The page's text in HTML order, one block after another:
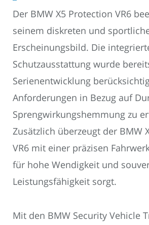
Der BMW X5 Protection VR6
seinem diskreten und
Erscheinungsbild. Die
Schutzausstattung wurde
Serienentwicklung
Anforderungen in Bezug auf
Sprengwirkungshemmung zu
Zusätzlich überzeugt der BMW
VR6 mit einer präzisen
für hohe Wendigkeit und
Leistungsfähigkeit sorgt.
Mit den BMW Security Vehicle